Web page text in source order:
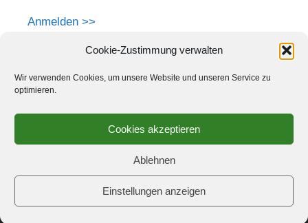
Cookie-Zustimmung verwalten
Wir verwenden Cookies, um unsere Website und unseren Service zu
optimieren.
Cookies akzeptieren
Ablehnen
Einstellungen anzeigen
Anmelden >>
© 2026 Schach-Club Kreuzberg e.V. GeneratePress